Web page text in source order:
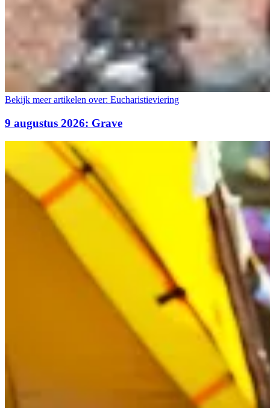
Bekijk meer artikelen over: Eucharistieviering
9 augustus 2026: Grave